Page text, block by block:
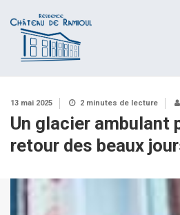
13 mai 2025 2 minutes de lecture
Un glacier ambulant
retour des beaux